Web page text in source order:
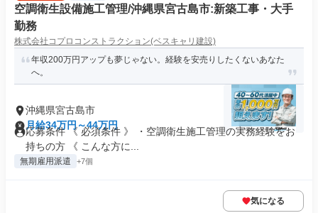
空調衛生設備施工管理/沖縄県宮古島市:新築工事・大手
勤務
株式会社コプロコンストラクション(ベスキャリ建設)
年収200万円アップも夢じゃない。経験を安売りしたくないあなた
へ。
沖縄県宮古島市
月給34万円～44万円
応募条件 《 必須条件 》 ・空調衛生施工管理の実務経験をお
持ちの方 《 こんな方に...
無期雇用派遣 +7個
気になる